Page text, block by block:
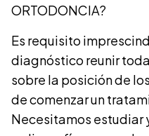
ORTODONCIA?
Es requisito
diagnóstico reunir
sobre la posición de
de comenzar un
Necesitamos estudiar